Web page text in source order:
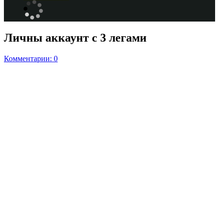
Личны аккаунт с 3 легами
Комментарии: 0